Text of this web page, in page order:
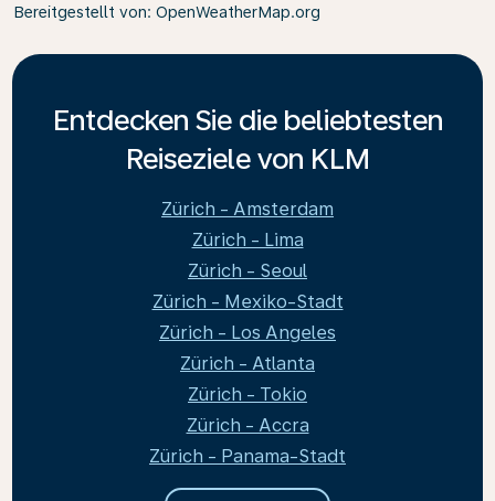
Bereitgestellt von: OpenWeatherMap.org
Entdecken Sie die beliebtesten
Reiseziele von KLM
Zürich - Amsterdam
Zürich - Lima
Zürich - Seoul
Zürich - Mexiko-Stadt
Zürich - Los Angeles
Zürich - Atlanta
Zürich - Tokio
Zürich - Accra
Zürich - Panama-Stadt